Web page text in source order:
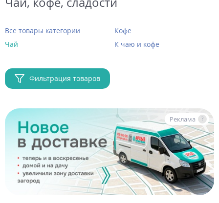
Реклама ?
Все товары категории
Кофе
Чай
К чаю и кофе
Фильтрация товаров